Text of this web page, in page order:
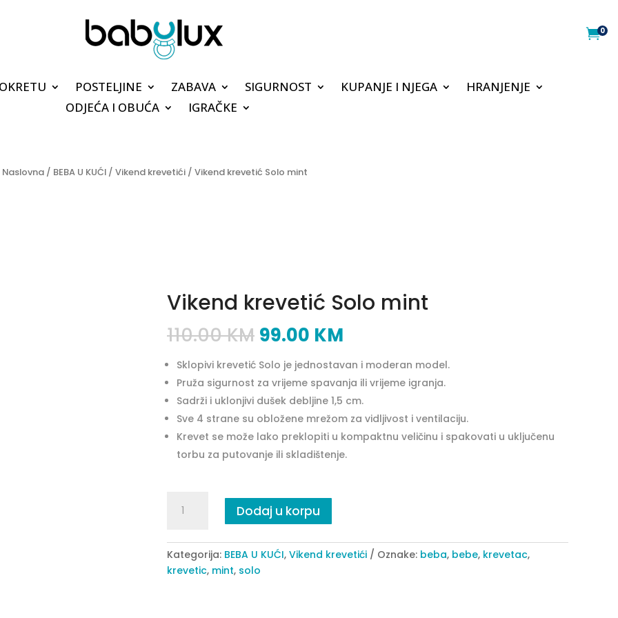
0
POSTELJINE ZABAVA SIGURNOST KUPANJE I NJEGA
HRANJENJE
ODJEĆA I OBUĆA
IGRAČKE
Naslovna/ BEBA U KUĆI/ Vikend krevetići/ Vikend krevetić Solo mint
Vikend krevetić Solo mint
110.00KM 99.00 KM
Sklopivi krevetić Solo je jednostavan i moderan model.
Pruža sigurnost za vrijeme spavanja ili vrijeme igranja.
Sadrži i uklonjivi dušek debljine 1,5 cm.
Sve 4 strane su obložene mrežom za vidljivost i ventilaciju.
Krevet se može lako preklopiti u kompaktnu veličinu i spakovati u uključenu
torbu za putovanje ili skladištenje.
krevetić
mint
quantity
Dodaj u korpu
Kategorija: BEBA U KUĆI, Vikend krevetići Oznake: beba, bebe, krevetac,
krevetic, mint, solo